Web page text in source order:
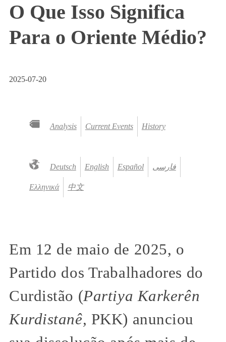
O Que Isso Significa
Para o Oriente Médio?
2025-07-20
Analysis Current Events History
Deutsch English Español فارسی
Ελληνικά 中文
Em 12 de maio de 2025, o
Partido dos Trabalhadores do
Curdistão (Partiya Karkerên
Kurdistanê, PKK) anunciou